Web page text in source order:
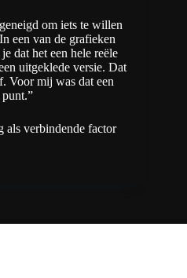
om iets te willen
een van de grafieken
dat het een hele reële
uitgeklede versie. Dat
Voor mij was dat een
als verbindende factor